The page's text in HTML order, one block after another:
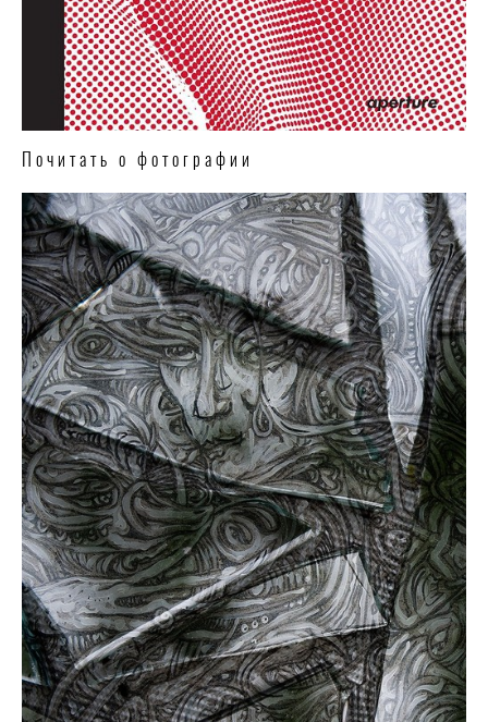
Почитать о фотографии